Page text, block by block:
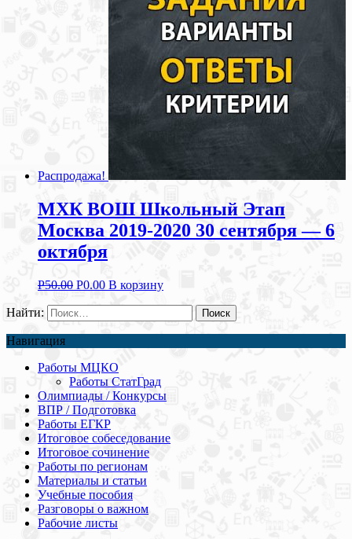
Распродажа!
МХК ВОШ Школьный Этап
Москва 2019-2020 30 сентября — 6
октября
Р50.00 Р0.00 В корзину
Найти:
Навигация
Работы МЦКО
Работы СтатГрад
Олимпиады / Конкурсы
ВПР / Подготовка
Работы ЕГКР
Итоговое собеседование
Итоговое сочинение
Работы по регионам
Материалы и статьи
Учебные пособия
Разговоры о важном
Рабочие листы